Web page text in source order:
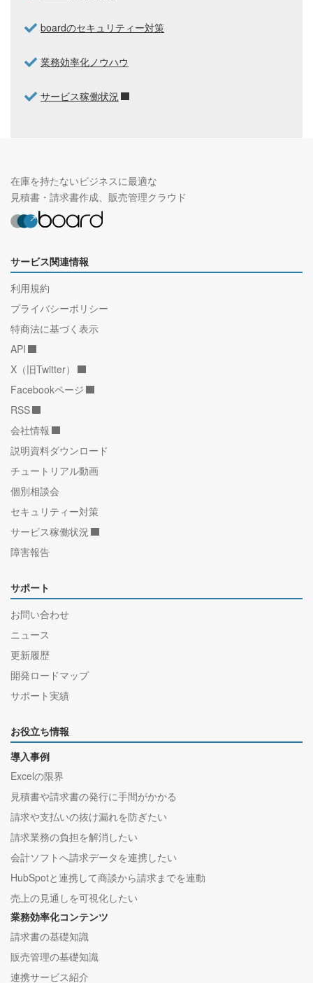
boardのセキュリティー対策
業務効率化ノウハウ
サービス稼働状況
在庫を持たないビジネスに最適な
見積書・請求書作成、販売管理クラウド
サービス関連情報
利用規約
プライバシーポリシー
特商法に基づく表示
API
X（旧Twitter）
Facebookページ
RSS
会社情報
説明資料ダウンロード
チュートリアル動画
個別相談会
セキュリティー対策
サービス稼働状況
障害報告
サポート
お問い合わせ
ニュース
更新履歴
開発ロードマップ
サポート実績
お役立ち情報
導入事例
Excelの限界
見積書や請求書の発行に手間がかかる
請求や支払いの抜け漏れを防ぎたい
請求業務の負担を解消したい
会計ソフトへ請求データを連携したい
HubSpotと連携して商談から請求までを連動
売上の見通しを可視化したい
業務効率化コンテンツ
請求書の基礎知識
販売管理の基礎知識
連携サービス紹介